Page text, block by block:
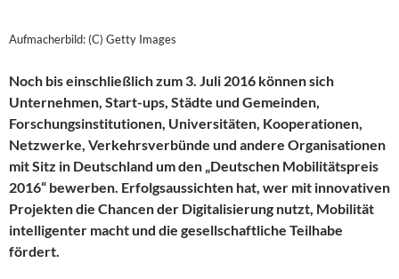
Aufmacherbild: (C) Getty Images
Noch bis einschließlich zum 3. Juli 2016 können sich
Unternehmen, Start-ups, Städte und Gemeinden,
Forschungsinstitutionen, Universitäten, Kooperationen,
Netzwerke, Verkehrsverbünde und andere Organisationen
mit Sitz in Deutschland um den „Deutschen Mobilitätspreis
2016“ bewerben. Erfolgsaussichten hat, wer mit innovativen
Projekten die Chancen der Digitalisierung nutzt, Mobilität
intelligenter macht und die gesellschaftliche Teilhabe
fördert.